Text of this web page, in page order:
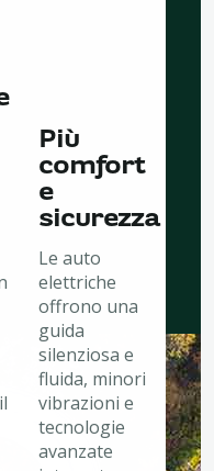
Più
comfort
e
sicurezza
Le auto
elettriche
offrono una
guida
silenziosa e
fluida, minori
vibrazioni e
tecnologie
avanzate